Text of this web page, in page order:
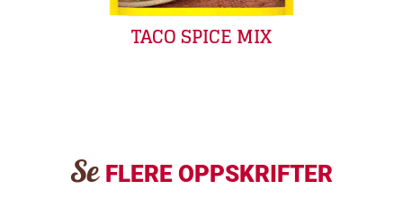
TACO SPICE MIX
Se FLERE OPPSKRIFTER